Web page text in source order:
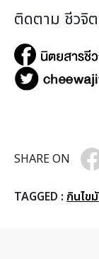
ติดตาม ชีวจิ
SHARE ON
TAGGED : กินไข